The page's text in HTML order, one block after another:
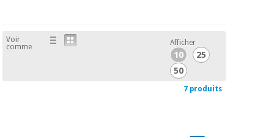
Voir
comme
Afficher
10
25
50
7 produits